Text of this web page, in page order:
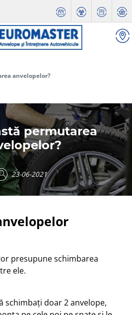
anvelopelor?
permutarea
23-06-2021
presupune schimbarea
ele.
schimbaţi doar 2 anvelope,